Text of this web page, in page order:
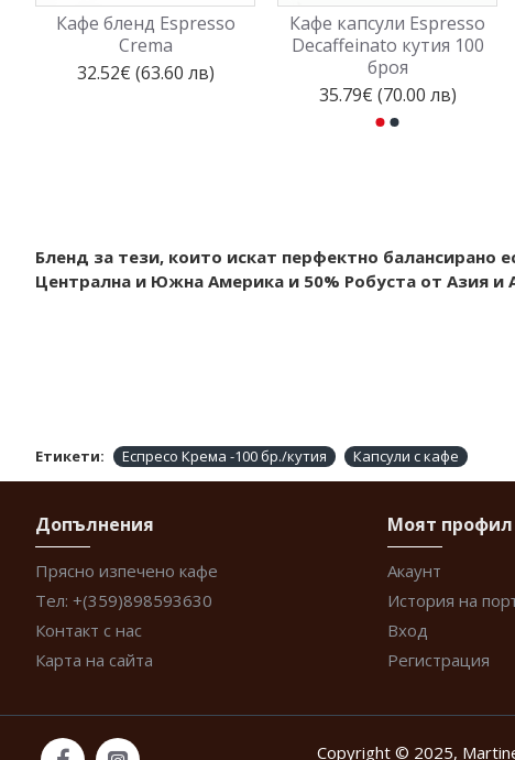
Кафе бленд Espresso
Crema
32.52€ (63.60 лв)
Кафе капсули Espresso
Decaffeinato кутия 100
броя
35.79€ (70.00 лв)
Бленд за тези, които искат перфектно балансиранo
Централна и Южна Америка и 50% Робуста от Азия и
Етикети: Еспресо Крема -100 бр./кутия Капсули с кафе
Допълнения
Прясно изпечено кафе
Тел: +(359)898593630
Контакт с нас
Карта на сайта
Моят профил
Акаунт
История на
Вход
Регистрация
Copyright © 2025,